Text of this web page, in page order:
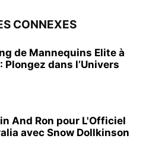
CONNEXES
de Mannequins Elite à
Plongez dans l’Univers
And Ron pour L'Officiel
avec Snow Dollkinson